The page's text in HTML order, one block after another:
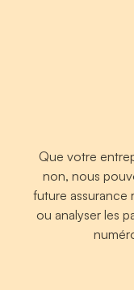
Que votre
non, nous
future assurance
ou analyser les